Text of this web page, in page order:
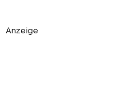
Anzeige